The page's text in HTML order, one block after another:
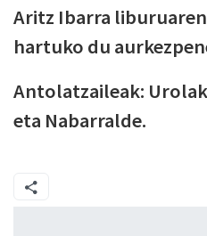
Aritz Ibarra
hartuko du
Antolatzaileak:
eta Nabarralde.